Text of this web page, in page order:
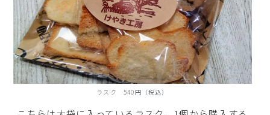
ラスク 540円（税込）